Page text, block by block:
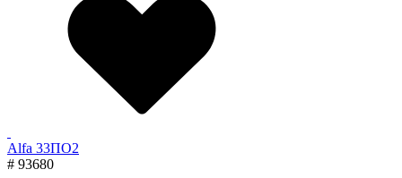
Alfa 33ПО2
# 93680